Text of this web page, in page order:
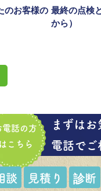
のお客様の 最終の点検
から）
電話の方
はこちら
まずはお
電話でご
談 見積り 診断